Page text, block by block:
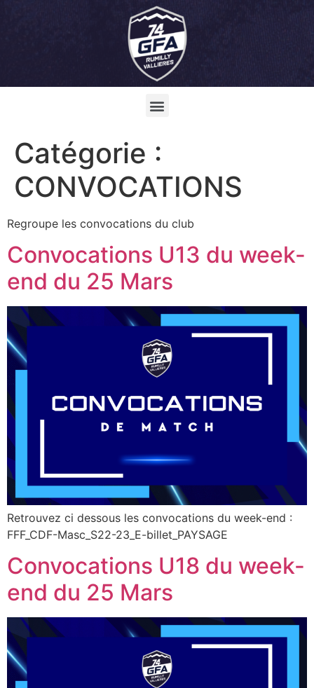
Catégorie :
CONVOCATIONS
Regroupe les convocations du club
Convocations U13 du week-
end du 25 Mars
Retrouvez ci dessous les convocations du week-end :
FFF_CDF-Masc_S22-23_E-billet_PAYSAGE
Convocations U18 du week-
end du 25 Mars